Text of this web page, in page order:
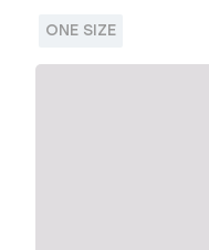
ONE SIZE